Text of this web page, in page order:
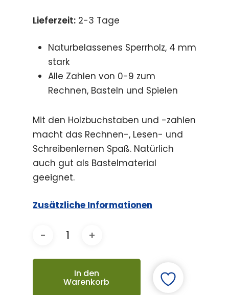
Lieferzeit: 2-3 Tage
Naturbelassenes Sperrholz, 4 mm
stark
Alle Zahlen von 0-9 zum
Rechnen, Basteln und Spielen
Mit den Holzbuchstaben und -zahlen
macht das Rechnen-, Lesen- und
Schreibenlernen Spaß. Natürlich
auch gut als Bastelmaterial
geeignet.
Zusätzliche Informationen
In den
Warenkorb